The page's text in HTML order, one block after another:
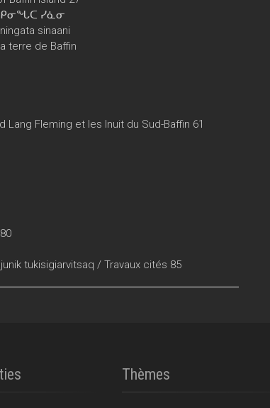
ᓯᓈᓂ
sinaani
terre de Baffin
Lang Fleming et les Inuit du Sud-Baffin 61
tukisigiarvitsaq / Travaux cités 85
Thèmes